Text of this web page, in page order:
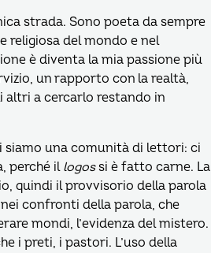
strada. Sono poeta da sempre
religiosa del mondo e nel
è diventa la mia passione più
un rapporto con la realtà,
altri a cercarlo restando in
siamo una comunità di lettori: ci
perché il logossi è fatto carne. La
quindi il provvisorio della parola
confronti della parola, che
mondi, l’evidenza del mistero.
i preti, i pastori. L’uso della